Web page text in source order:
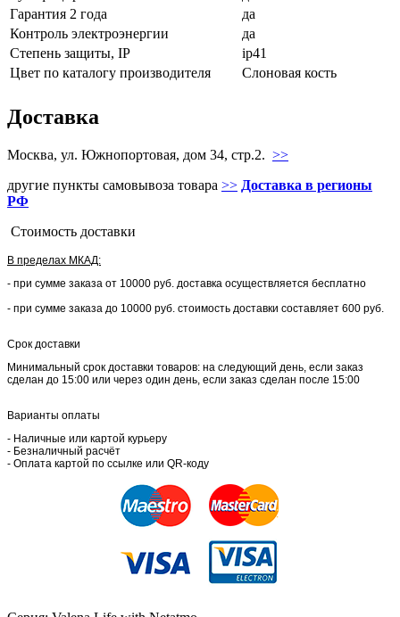
Гарантия 2 года
да
Контроль электроэнергии
да
Стeпень зaщиты, IP
ip41
Цвeт по каталогу производителя
Слоновая кость
Доставка
Москва, ул. Южнопортовая, дом 34, стр.2. >>
другие пункты самовывоза товара >> Доставка в регионы
РФ
Стоимость доставки
В пределах МКАД:
- при сумме заказа от 10000 руб. доставка осуществляется бесплатно
- при сумме заказа до 10000 руб. стоимость доставки составляет 600 руб.
Срок доставки
Минимальный срок доставки товаров: на следующий день, если заказ
сделан до 15:00 или через один день, если заказ сделан после 15:00
Варианты оплаты
- Наличные или картой курьеру
- Безналичный расчёт
- Оплата картой по ссылке или QR-коду